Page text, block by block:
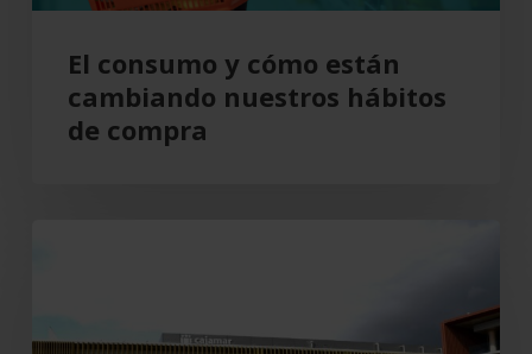
compra
El consumo y cómo están
cambiando nuestros hábitos
de compra
193